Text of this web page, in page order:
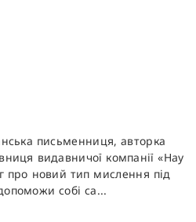
письменниця, авторка
видавничої компанії «Hay
про новий тип мислення під
собі са...